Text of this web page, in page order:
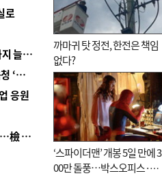
로
■ 경남 농정 비전 ‘잘 사는 농촌’…스마트팜 1000㏊까지 늘린다
■ 교육혁신선도지 공모 코앞인데…구·군 난색에 교육청 ‘쩔쩔’
응원
■ 검사 신분 버리고 직급하향(10년 이하 저연차 검사)…檢 중수청행 기피
까마귀 탓 정전, 한전은 책임
없다?
‘스파이더맨’ 개봉 5일 만에 3
00만 돌풍…박스오피스·예